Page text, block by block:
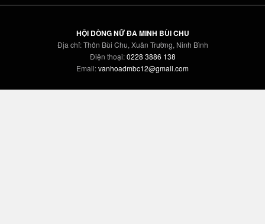
HỘI DÒNG NỮ ĐA MINH BÙI CHU
Địa chỉ: Thôn Bùi Chu, Xuân Trường, Ninh Bình
Điện thoại:0228 3886 138
Email:vanhoadmbc12@gmail.com